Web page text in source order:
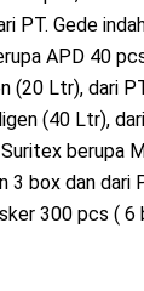
PT. Gede
APD 40
(20 Ltr), dari
(40 Ltr),
berupa
3 box dan dari
300 pcs ( 6